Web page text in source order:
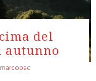
del
autunno
marcopac